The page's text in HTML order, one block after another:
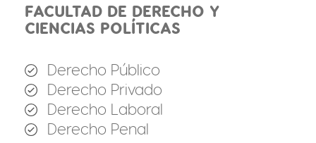
FACULTAD DE DERECHO Y
CIENCIAS POLÍTICAS
Derecho Público
Derecho Privado
Derecho Laboral
Derecho Penal